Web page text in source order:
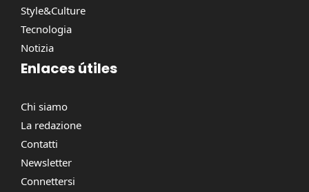
Style&Culture
Tecnologia
Notizia
Enlaces útiles
Chi siamo
La redazione
Contatti
Newsletter
Connettersi